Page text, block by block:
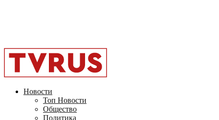
Новости
Топ Новости
Общество
Политика